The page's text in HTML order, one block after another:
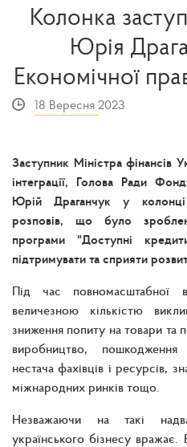
Колонка
Юрія
Економічної
18 Вересня 2023
Заступник Міністра фінансів
інтеграції, Голова Ради
Юрій Драганчук у
розповів, що було
програми "Доступні
підтримувати та сприяти
Під час повномасштабної
величезною кількістю
зниження попиту на товари та
виробництво,
нестача фахівців і ресурсів,
міжнародних ринків тощо.
Незважаючи на такі
українського бізнесу